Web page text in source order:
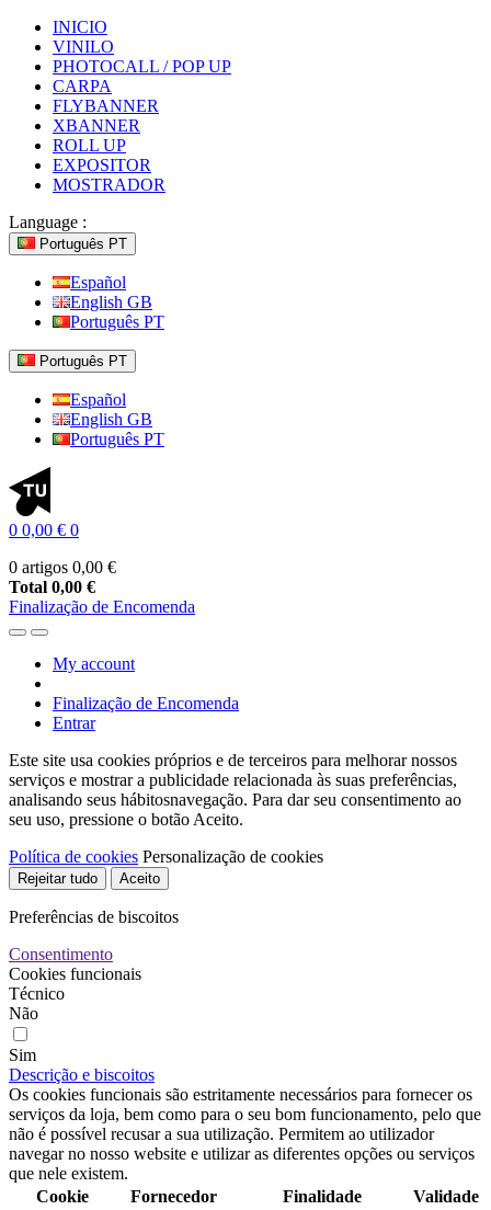
INICIO
VINILO
PHOTOCALL / POP UP
CARPA
FLYBANNER
XBANNER
ROLL UP
EXPOSITOR
MOSTRADOR
Language :
Português PT
Español
English GB
Português PT
Português PT
Español
English GB
Português PT
0 0,00 € 0
0 artigos 0,00 €
Total 0,00 €
Finalização de Encomenda
My account
Finalização de Encomenda
Entrar
Este site usa cookies próprios e de terceiros para melhorar nossos
serviços e mostrar a publicidade relacionada às suas preferências,
analisando seus hábitosnavegação. Para dar seu consentimento ao
seu uso, pressione o botão Aceito.
Política de cookies Personalização de cookies
Rejeitar tudo Aceito
Preferências de biscoitos
Consentimento
Cookies funcionais
Técnico
Não
Sim
Descrição e biscoitos
Os cookies funcionais são estritamente necessários para fornecer os
serviços da loja, bem como para o seu bom funcionamento, pelo que
não é possível recusar a sua utilização. Permitem ao utilizador
navegar no nosso website e utilizar as diferentes opções ou serviços
que nele existem.
Cookie
Fornecedor Finalidade Validade